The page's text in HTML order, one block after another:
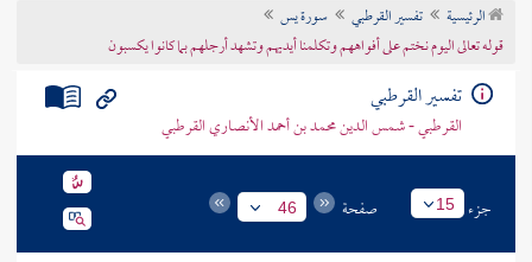
تراجم الأعلام
الرئيسية تفسير القرطبي
سورة يس
قوله تعالى اليوم نختم على أفواههم وتكلمنا أيديهم وتشهد أرجلهم بما كانوا يكسبون
تفسير القرطبي
القرطبي - شمس الدين محمد بن أحمد الأنصاري القرطبي
جزء 15 صفحة 46